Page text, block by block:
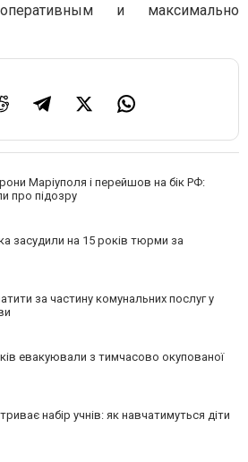
и максимально
Маріуполя і перейшов на бік РФ:
про підозру
засудили на 15 років тюрми за
за частину комунальних послуг у
евакуювали з тимчасово окупованої
набір учнів: як навчатимуться діти